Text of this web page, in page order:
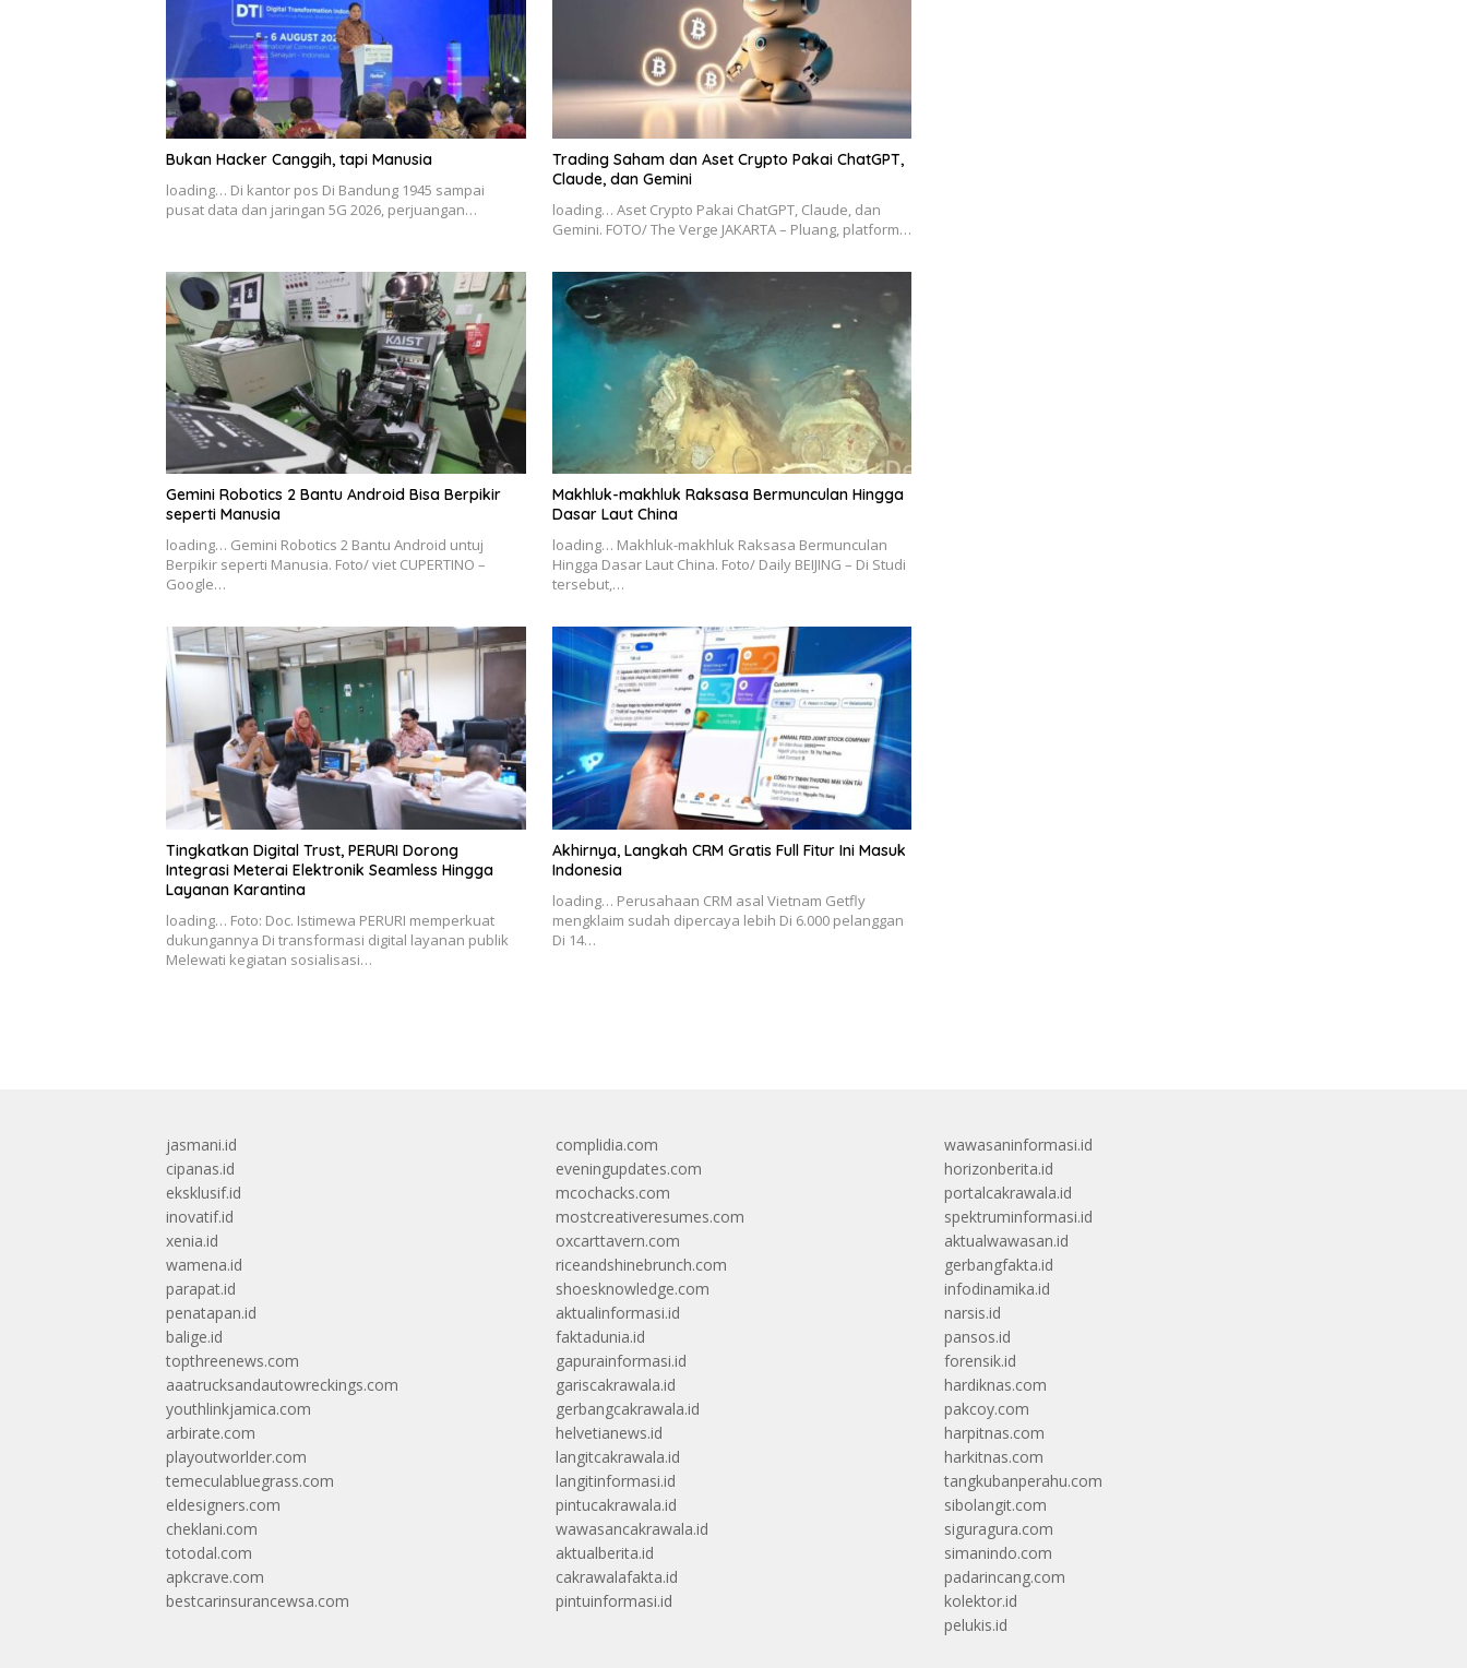
Bukan Hacker Canggih, tapi Manusia
loading… Di kantor pos Di Bandung 1945 sampai
pusat data dan jaringan 5G 2026, perjuangan…
Trading Saham dan Aset Crypto Pakai ChatGPT,
Claude, dan Gemini
loading… Aset Crypto Pakai ChatGPT, Claude, dan
Gemini. FOTO/ The Verge JAKARTA – Pluang, platform…
Gemini Robotics 2 Bantu Android Bisa Berpikir
seperti Manusia
loading… Gemini Robotics 2 Bantu Android untuj
Berpikir seperti Manusia. Foto/ viet CUPERTINO –
Google…
Makhluk-makhluk Raksasa Bermunculan Hingga
Dasar Laut China
loading… Makhluk-makhluk Raksasa Bermunculan
Hingga Dasar Laut China. Foto/ Daily BEIJING – Di Studi
tersebut,…
Tingkatkan Digital Trust, PERURI Dorong
Integrasi Meterai Elektronik Seamless Hingga
Layanan Karantina
loading… Foto: Doc. Istimewa PERURI memperkuat
dukungannya Di transformasi digital layanan publik
Melewati kegiatan sosialisasi…
Akhirnya, Langkah CRM Gratis Full Fitur Ini Masuk
Indonesia
loading… Perusahaan CRM asal Vietnam Getfly
mengklaim sudah dipercaya lebih Di 6.000 pelanggan
Di 14…
jasmani.id
cipanas.id
eksklusif.id
inovatif.id
xenia.id
wamena.id
parapat.id
penatapan.id
balige.id
topthreenews.com
aaatrucksandautowreckings.com
youthlinkjamica.com
arbirate.com
playoutworlder.com
temeculabluegrass.com
eldesigners.com
cheklani.com
totodal.com
apkcrave.com
bestcarinsurancewsa.com
complidia.com
eveningupdates.com
mcochacks.com
mostcreativeresumes.com
oxcarttavern.com
riceandshinebrunch.com
shoesknowledge.com
aktualinformasi.id
faktadunia.id
gapurainformasi.id
gariscakrawala.id
gerbangcakrawala.id
helvetianews.id
langitcakrawala.id
langitinformasi.id
pintucakrawala.id
wawasancakrawala.id
aktualberita.id
cakrawalafakta.id
pintuinformasi.id
wawasaninformasi.id
horizonberita.id
portalcakrawala.id
spektruminformasi.id
aktualwawasan.id
gerbangfakta.id
infodinamika.id
narsis.id
pansos.id
forensik.id
hardiknas.com
pakcoy.com
harpitnas.com
harkitnas.com
tangkubanperahu.com
sibolangit.com
siguragura.com
simanindo.com
padarincang.com
kolektor.id
pelukis.id